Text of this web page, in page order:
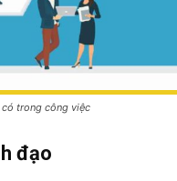
có trong công việc
đạo